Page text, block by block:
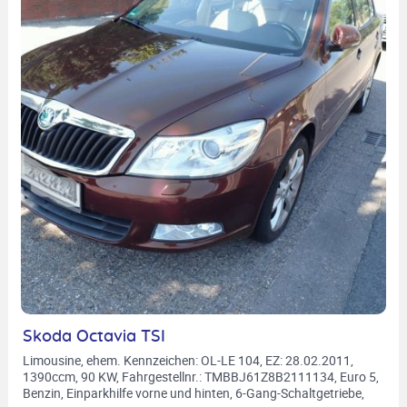
Skoda Octavia TSI
Limousine, ehem. Kennzeichen: OL-LE 104, EZ: 28.02.2011,
1390ccm, 90 KW, Fahrgestellnr.: TMBBJ61Z8B2111134, Euro 5,
Benzin, Einparkhilfe vorne und hinten, 6-Gang-Schaltgetriebe,